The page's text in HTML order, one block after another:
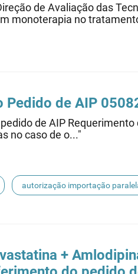
de Avaliação das
monoterapia no
Pedido de AIP
de AIP
no caso de o..."
autorização importação
+